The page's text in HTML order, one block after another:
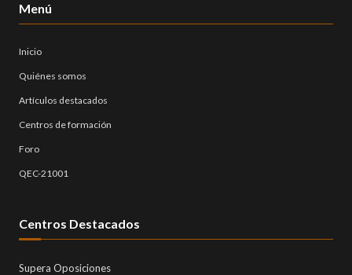
Menú
Inicio
Quiénes somos
Artículos destacados
Centros de formación
Foro
QEC-21001
Centros Destacados
Supera Oposiciones